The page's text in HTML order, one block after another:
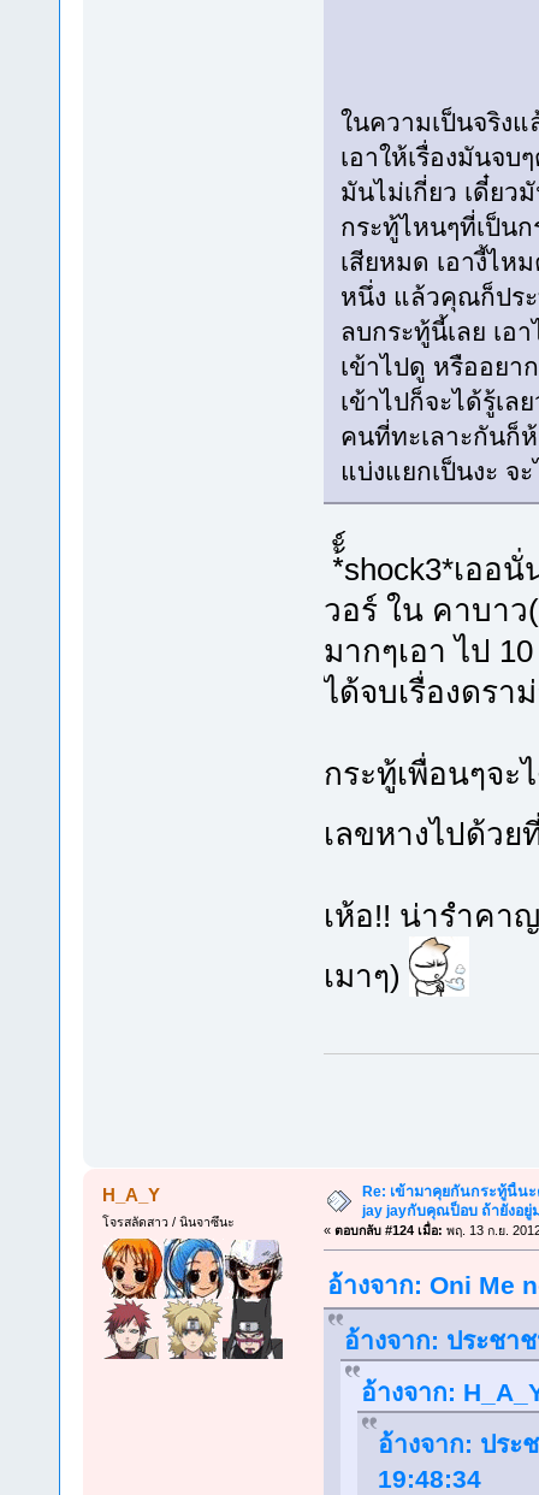
ในความเป็นจริง
เอาให้เรื่องมันจบ
มันไม่เกี่ยว เดี๋ยว
กระทู้ไหนๆที่เป็น
เสียหมด เอางี้ไห
หนึ่ง แล้วคุณก็ปร
ลบกระทู้นี้เลย เอ
เข้าไปดู หรืออยา
เข้าไปก็จะได้รู้เ
คนที่ทะเลาะกันก็
แบ่งแยกเป็นงะ จ
*้ั์shock3*เออ
วอร์ ใน คาบาว
มากๆเอา ไป
ได้จบเรื่องดรา
กระทู้เพื่อนๆจะ
เลขหางไปด้ว
เห้อ!! น่ารำคา
เมาๆ)
H_A_Y
โจรสลัดสาว / นินจาซึนะ
Re: เข้ามาคุยกันกระทู้นี้น
jay jayกับคุณป็อบ ถ้ายังอยู่
« ตอบกลับ #124 เมื่อ: พฤ. 13 ก.ย.
อ้างจาก: Oni Me
อ้างจาก: ประชา
อ้างจาก:
อ้างจาก: ประ
19:48:34